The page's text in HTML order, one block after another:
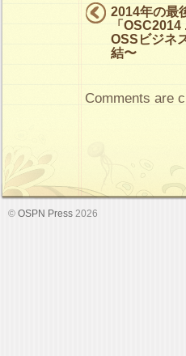
2014年の最
「
OSSビジネ
結〜
Comments are
© OSPN Press 2026